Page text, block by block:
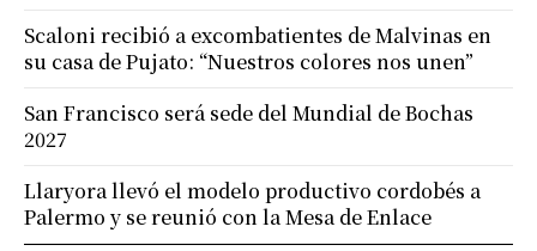
Scaloni recibió a excombatientes de Malvinas en
su casa de Pujato: “Nuestros colores nos unen”
San Francisco será sede del Mundial de Bochas
2027
Llaryora llevó el modelo productivo cordobés a
Palermo y se reunió con la Mesa de Enlace